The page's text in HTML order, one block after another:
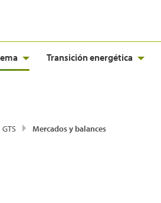
Transición energética
Mercados y balances